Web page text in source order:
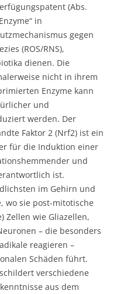
(Abs.
in
gegen
(ROS/RNS),
dienen. Die
nicht in ihrem
Enzyme kann
und
werden. Der
Faktor 2 (Nrf2) ist ein
für die Induktion einer
und
ist.
im Gehirn und
wo sie post-mitotische
Zellen wie Gliazellen,
– die besonders
reagieren –
Schäden führt.
verschiedene
aus dem